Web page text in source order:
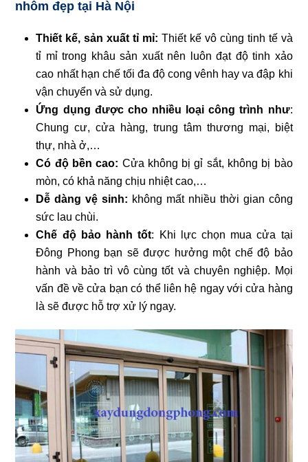
nhôm đẹp tại Hà Nội
Thiết kế, sản xuất tỉ mỉ: Thiết kế vô cùng tinh tế và
tỉ mỉ trong khâu sản xuất nên luôn đạt độ tinh xảo
cao nhất hạn chế tối đa độ cong vênh hay va đập khi
vận chuyển và sử dụng.
Ứng dụng được cho nhiều loại công trình như:
Chung cư, cửa hàng, trung tâm thương mại, biệt
thự, nhà ở,…
Có độ bền cao: Cửa không bị gỉ sắt, không bị bào
mòn, có khả năng chịu nhiệt cao,…
Dễ dàng vệ sinh: không mất nhiều thời gian công
sức lau chùi.
Chế độ bảo hành tốt: Khi lực chọn mua cửa tại
Đông Phong bạn sẽ được hưởng một chế độ bảo
hành và bảo trì vô cùng tốt và chuyên nghiệp. Mọi
vấn đề về cửa bạn có thể liên hệ ngay với cửa hàng
là sẽ được hỗ trợ xử lý ngay.